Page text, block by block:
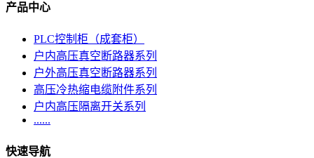
产品中心
PLC控制柜（成套柜）
户内高压真空断路器系列
户外高压真空断路器系列
高压冷热缩电缆附件系列
户内高压隔离开关系列
......
快速导航